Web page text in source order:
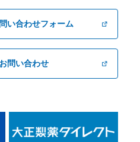
い合わせフォーム
問い合わせ